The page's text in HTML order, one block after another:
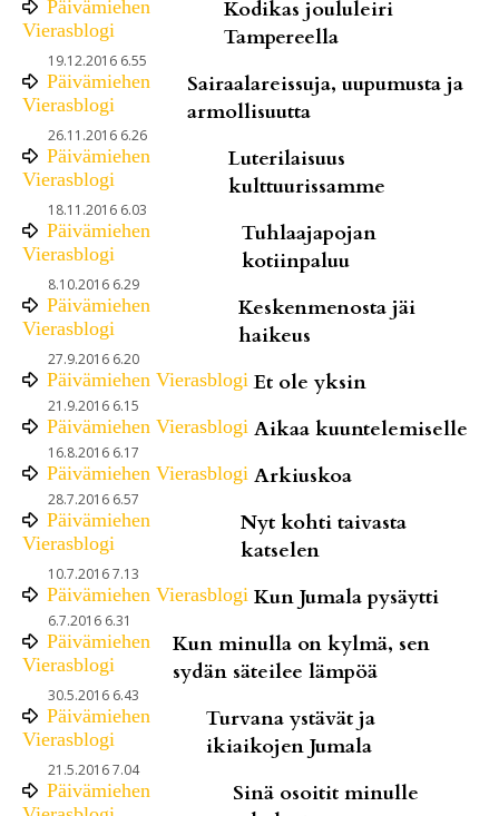
Päivämiehen
Vierasblogi
Kodikas joululeiri
Tampereella
19.12.2016 6.55
Päivämiehen
Vierasblogi
Sairaalareissuja, uupumusta ja
armollisuutta
26.11.2016 6.26
Päivämiehen
Vierasblogi
Luterilaisuus
kulttuurissamme
18.11.2016 6.03
Päivämiehen
Vierasblogi
Tuhlaajapojan
kotiinpaluu
8.10.2016 6.29
Päivämiehen
Vierasblogi
Keskenmenosta jäi
haikeus
27.9.2016 6.20
Päivämiehen Vierasblogi Et ole yksin
21.9.2016 6.15
Päivämiehen Vierasblogi Aikaa kuuntelemiselle
16.8.2016 6.17
Päivämiehen Vierasblogi Arkiuskoa
28.7.2016 6.57
Päivämiehen
Vierasblogi
Nyt kohti taivasta
katselen
10.7.2016 7.13
Päivämiehen Vierasblogi Kun Jumala pysäytti
6.7.2016 6.31
Päivämiehen
Vierasblogi
Kun minulla on kylmä, sen
sydän säteilee lämpöä
30.5.2016 6.43
Päivämiehen
Vierasblogi
Turvana ystävät ja
ikiaikojen Jumala
21.5.2016 7.04
Päivämiehen
Sinä osoitit minulle